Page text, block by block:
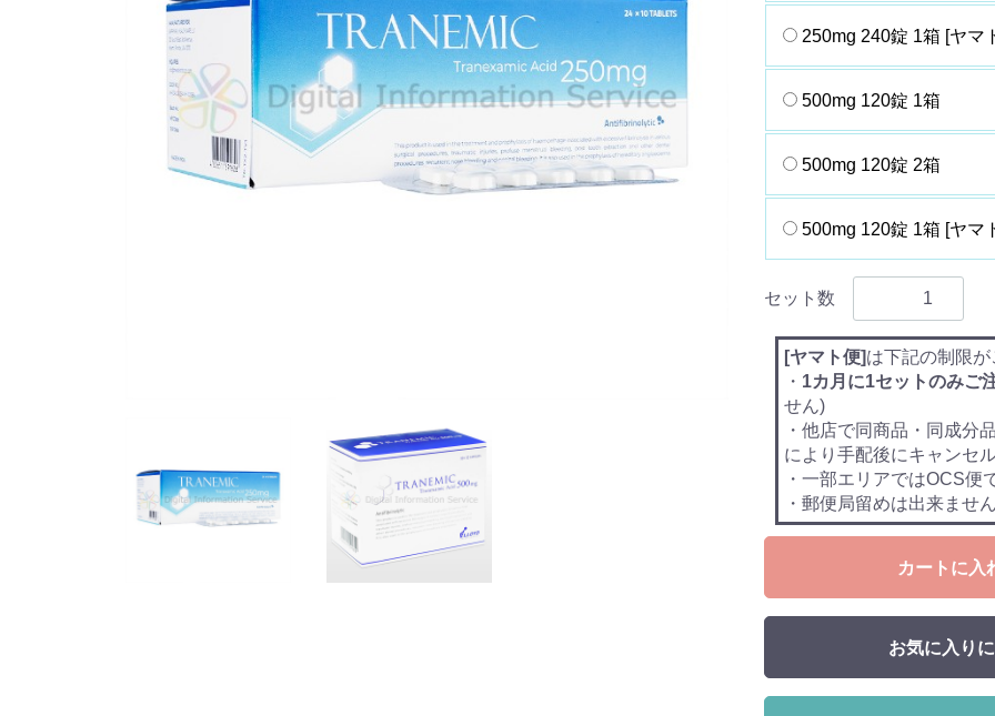
250mg 240錠 1箱 [ヤマ
500mg 120錠 1箱
500mg 120錠 2箱
500mg 120錠 1箱 [ヤマ
セット数
[ヤマト便]は下記の制限
・ 1カ月に1セットのみご
せん)
・他店で同商品・同成分
により手配後にキャンセ
・一部エリアではOCS便
・郵便局留めは出来ません
カートに入
お気に入り